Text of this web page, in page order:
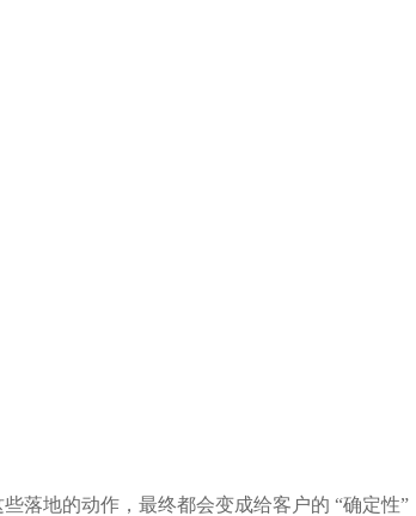
落地的动作，最终都会变成给客户的 “确定性